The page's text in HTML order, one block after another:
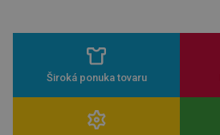
Široká ponuka tovaru